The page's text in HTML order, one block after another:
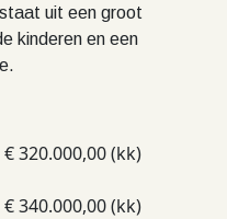
uit een groot
kinderen en een
.
320.000,00 (kk)
340.000,00 (kk)